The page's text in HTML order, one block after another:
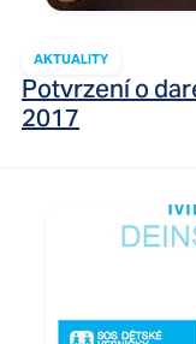
AKTUALITY
Potvrzení o
2017